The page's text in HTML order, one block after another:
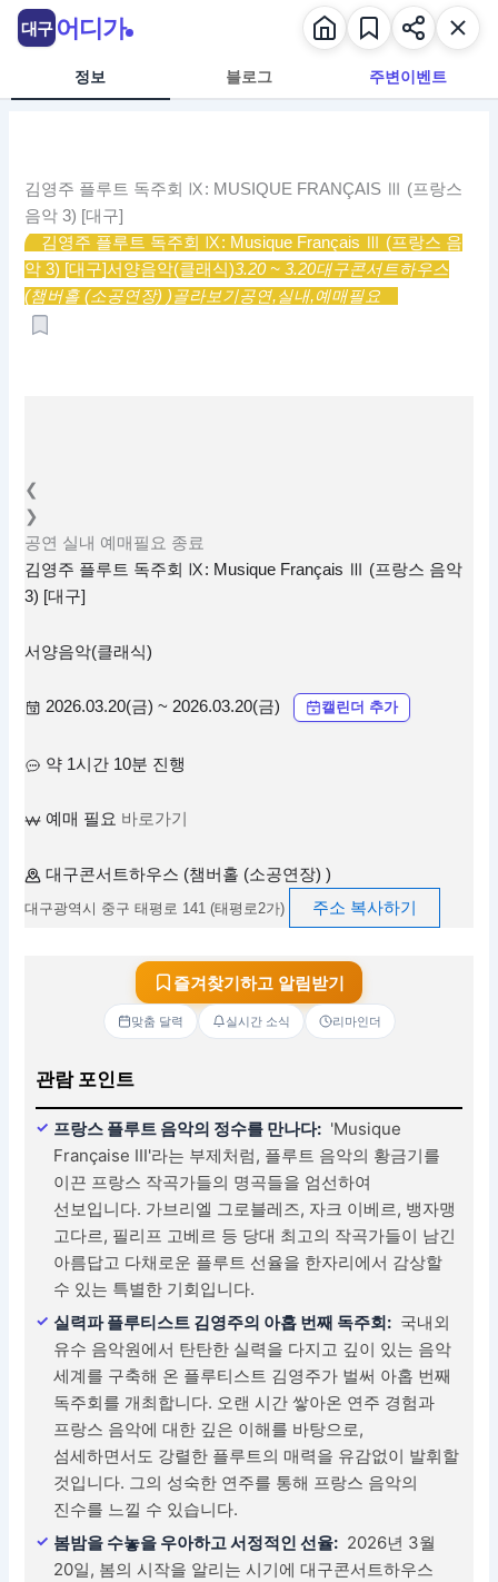
정보 블로그 주변이벤트
김영주 플루트 독주회 Ⅸ: MUSIQUE FRANÇAIS Ⅲ (프랑스
음악 3) [대구]
김영주 플루트 독주회 Ⅸ: Musique Français Ⅲ (프랑스 음
악 3) [대구]서양음악(클래식)3.20 ~ 3.20대구콘서트하우스
(챔버홀 (소공연장) )골라보기공연,실내,예매필요
❮
❯
공연 실내 예매필요 종료
김영주 플루트 독주회 Ⅸ: Musique Français Ⅲ (프랑스 음악
3) [대구]
서양음악(클래식)
2026.03.20(금) ~ 2026.03.20(금) 캘린더 추가
약 1시간 10분 진행
예매 필요 바로가기
대구콘서트하우스 (챔버홀 (소공연장) )
대구광역시 중구 태평로 141 (태평로2가) 주소 복사하기
즐겨찾기하고 알림받기
맞춤 달력 실시간 소식 리마인더
관람 포인트
프랑스 플루트 음악의 정수를 만나다: 'Musique
Française III'라는 부제처럼, 플루트 음악의 황금기를
이끈 프랑스 작곡가들의 명곡들을 엄선하여
선보입니다. 가브리엘 그로블레즈, 자크 이베르, 뱅자맹
고다르, 필리프 고베르 등 당대 최고의 작곡가들이 남긴
아름답고 다채로운 플루트 선율을 한자리에서 감상할
수 있는 특별한 기회입니다.
실력파 플루티스트 김영주의 아홉 번째 독주회: 국내외
유수 음악원에서 탄탄한 실력을 다지고 깊이 있는 음악
세계를 구축해 온 플루티스트 김영주가 벌써 아홉 번째
독주회를 개최합니다. 오랜 시간 쌓아온 연주 경험과
프랑스 음악에 대한 깊은 이해를 바탕으로,
섬세하면서도 강렬한 플루트의 매력을 유감없이 발휘할
것입니다. 그의 성숙한 연주를 통해 프랑스 음악의
진수를 느낄 수 있습니다.
봄밤을 수놓을 우아하고 서정적인 선율: 2026년 3월
20일, 봄의 시작을 알리는 시기에 대구콘서트하우스
대구 어디가